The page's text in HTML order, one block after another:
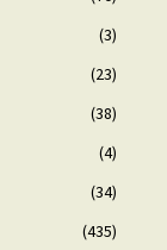
(3)
(23)
(38)
(4)
(34)
(435)